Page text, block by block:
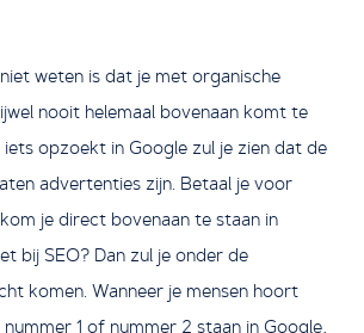
weten is dat je met organische
nooit helemaal bovenaan komt te
iets opzoekt in Google zul je zien dat de
advertenties zijn. Betaal je voor
je direct bovenaan te staan in
bij SEO? Dan zul je onder de
komen. Wanneer je mensen hoort
1 of nummer 2 staan in Google,